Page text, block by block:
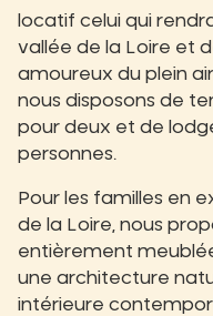
locatif celui qui
vallée de la Loire et
amoureux du plein
nous disposons de
pour deux et de
personnes.
Pour les familles en
de la Loire, nous
entièrement
une architecture
intérieure